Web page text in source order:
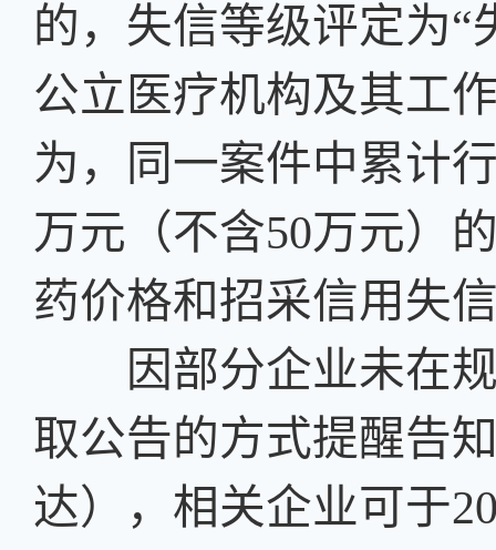
的，失信等级评定为“
公立医疗机构及其工
为，同一案件中累计
万元（不含50万元）
药价格和招采信用失
因部分企业未在规
取公告的方式提醒告
达），相关企业可于